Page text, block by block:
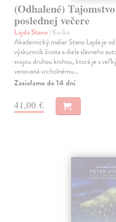
(Odhalené)
poslednej večere
Lajda Stano| Kniha
Akademický maliar Stano Lajda je
výskumník života a diela slávneho
svojou druhou knihou, ktorá je s
venovaná vrcholnému…
Zasielame do 14 dní
41,00 €